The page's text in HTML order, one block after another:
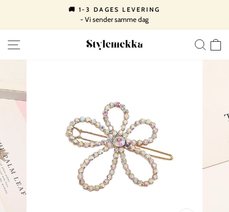
indhold
Pause
🚚 1-3 DAGES LEVERING
- Vi sender samme dag
SIDE NAVIGATION